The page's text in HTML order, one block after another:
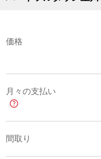
価格
月々の支払い
間取り